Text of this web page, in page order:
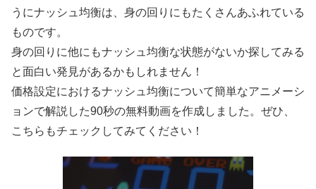
うにナッシュ均衡は、身の回りにもたくさんあふれている
ものです。
身の回りに他にもナッシュ均衡な状態がないか探してみる
と面白い発見があるかもしれません！
価格設定におけるナッシュ均衡について簡単なアニメーシ
ョンで解説した90秒の無料動画を作成しました。ぜひ、
こちらもチェックしてみてください！